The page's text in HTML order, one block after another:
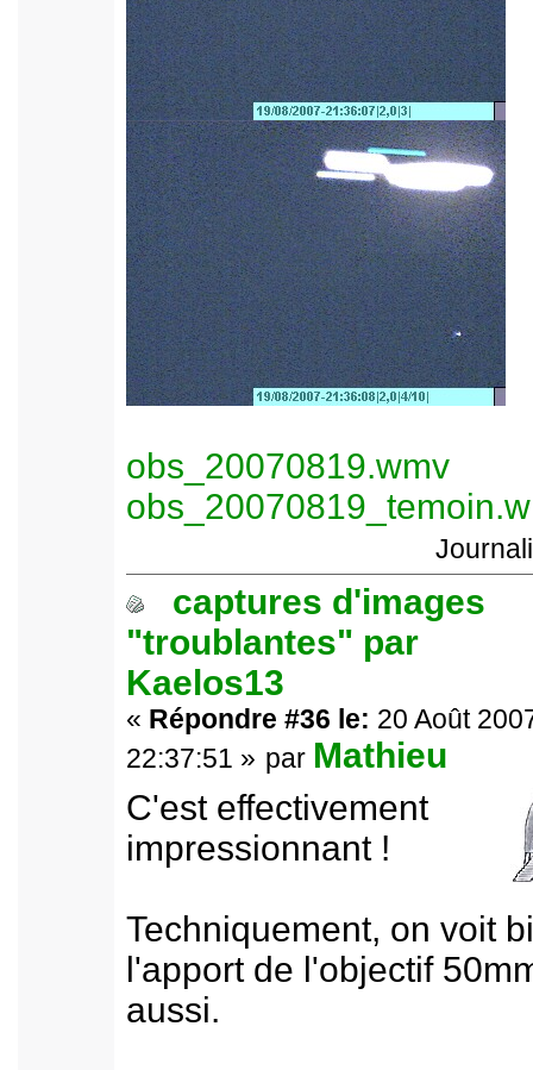
obs_20070819.wmv
captures d'images
"troublantes" par
Kaelos13
« Répondre #36 le: 20 Août
22:37:51 » par Mathieu
C'est effectivement
impressionnant !
Techniquement, on voit
l'apport de l'objectif
aussi.